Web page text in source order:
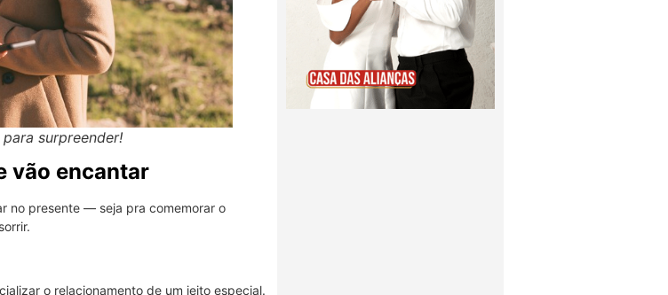
surpreender!
vão encantar
no presente — seja pra comemorar o
o relacionamento de um jeito especial.